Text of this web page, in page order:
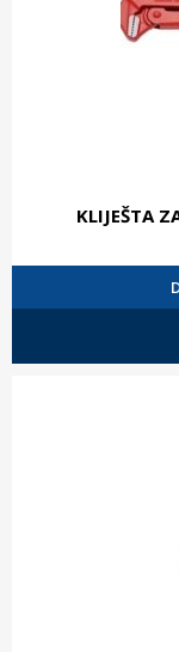
KLIJEŠTA